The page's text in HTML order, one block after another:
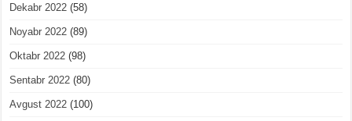
Dekabr 2022 (58)
Noyabr 2022 (89)
Oktabr 2022 (98)
Sentabr 2022 (80)
Avgust 2022 (100)